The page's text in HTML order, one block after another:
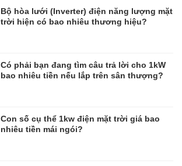
Bộ hòa lưới (Inverter) điện năng lượng mặt
trời hiện có bao nhiêu thương hiệu?
Có phải bạn đang tìm câu trả lời cho 1kW
bao nhiêu tiền nếu lắp trên sân thượng?
Con số cụ thể 1kw điện mặt trời giá bao
nhiêu tiền mái ngói?